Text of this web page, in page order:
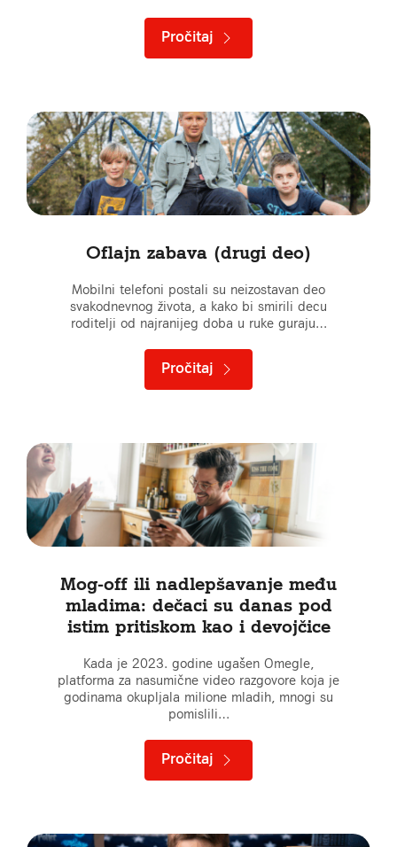
Pročitaj
Oflajn zabava (drugi deo)
Mobilni telefoni postali su neizostavan deo
svakodnevnog života, a kako bi smirili decu
roditelji od najranijeg doba u ruke guraju…
Pročitaj
Mog-off ili nadlepšavanje među
mladima: dečaci su danas pod
istim pritiskom kao i devojčice
Kada je 2023. godine ugašen Omegle,
platforma za nasumične video razgovore koja je
godinama okupljala milione mladih, mnogi su
pomislili…
Pročitaj